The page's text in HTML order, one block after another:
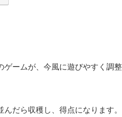
ームが、今風に遊びやすく調
だら収穫し、得点になります